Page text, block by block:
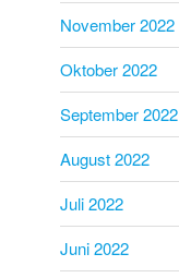
November 2022
Oktober 2022
September 2022
August 2022
Juli 2022
Juni 2022